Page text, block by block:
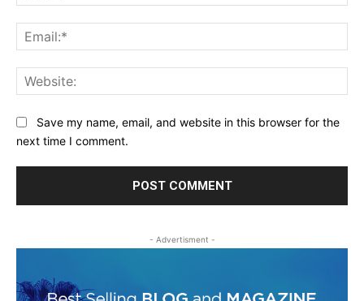
Save my name, email, and website in this browser for the
next time I comment.
- Advertisment -